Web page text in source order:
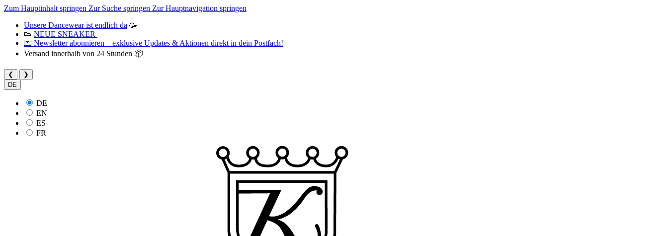
Zum Hauptinhalt springen Zur Suche springen Zur Hauptnavigation springen
Unsere Dancewear ist endlich da 🥳
👟 NEUE SNEAKER
💌 Newsletter abonnieren – exklusive Updates & Aktionen direkt in dein Postfach!
Versand innerhalb von 24 Stunden 📦
❮
❯
DE
DE
EN
ES
FR